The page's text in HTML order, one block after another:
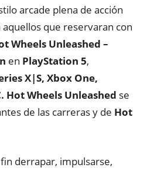
arcade plena de acción
que reservaran con
Wheels Unleashed –
en PlayStation 5,
X|S, Xbox One,
Hot Wheels Unleashed se
de las carreras y de Hot
derrapar, impulsarse,